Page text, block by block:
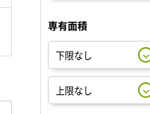
専有面積